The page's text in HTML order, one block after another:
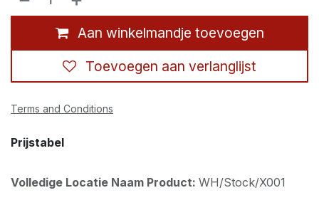
Aan winkelmandje toevoegen
Toevoegen aan verlanglijst
Terms and Conditions
Prijstabel
Volledige Locatie Naam Product: WH/Stock/X001